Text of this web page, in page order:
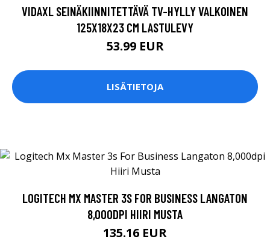
VIDAXL SEINÄKIINNITETTÄVÄ TV-HYLLY VALKOINEN
125X18X23 CM LASTULEVY
53.99 EUR
LISÄTIETOJA
LOGITECH MX MASTER 3S FOR BUSINESS LANGATON
8,000DPI HIIRI MUSTA
135.16 EUR